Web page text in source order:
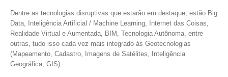
Dentre as tecnologias disruptivas que estarão em destaque, estão Big
Data, Inteligência Artificial / Machine Learning, Internet das Coisas,
Realidade Virtual e Aumentada, BIM, Tecnologia Autônoma, entre
outras, tudo isso cada vez mais integrado às Geotecnologias
(Mapeamento, Cadastro, Imagens de Satélites, Inteligência
Geográfica, GIS).